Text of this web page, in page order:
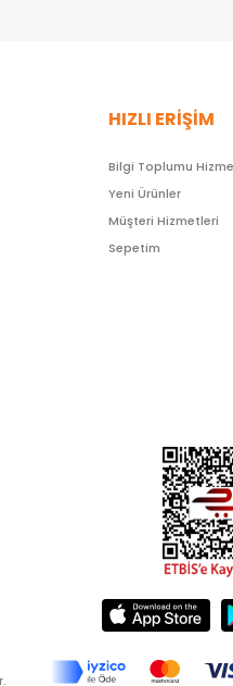
HIZLI ERİŞİM
Bilgi Toplumu
Yeni Ürünler
Müşteri Hizmetleri
Sepetim